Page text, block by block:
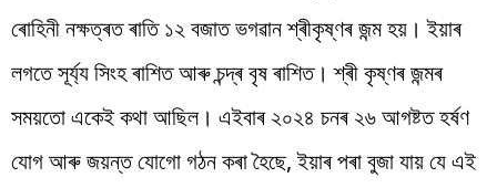
ৰোহিনী নক্ষত্ৰত ৰাতি ১২ বজাত ভগৱান শ্ৰীকৃষ্ণৰ জন্ম হয়। ইয়াৰ
লগতে সূৰ্য্য সিংহ ৰাশিত আৰু চন্দ্ৰ বৃষ ৰাশিত। শ্ৰী কৃষ্ণৰ জন্মৰ
সময়তো একেই কথা আছিল। এইবাৰ ২০২৪ চনৰ ২৬ আগষ্টত হৰ্ষণ
যোগ আৰু জয়ন্ত যোগো গঠন কৰা হৈছে, ইয়াৰ পৰা বুজা যায় যে এই